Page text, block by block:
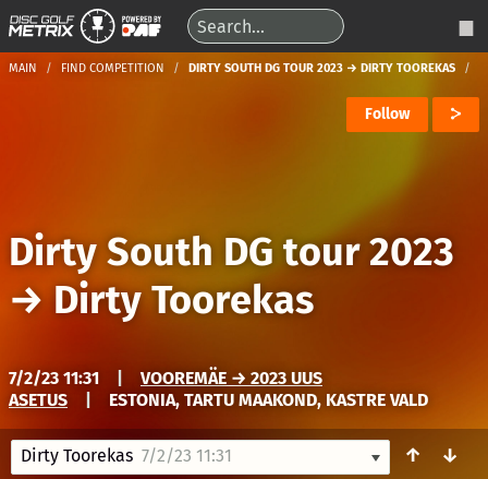
MAIN FIND COMPETITION DIRTY SOUTH DG TOUR 2023 → DIRTY TOOREKAS
Follow
Dirty South DG tour 2023
→Dirty Toorekas
7/2/23 11:31
VOOREMÄE → 2023 UUS
ASETUS
ESTONIA, TARTU MAAKOND, KASTRE VALD
Dirty Toorekas 7/2/23 11:31 ↑ ↓